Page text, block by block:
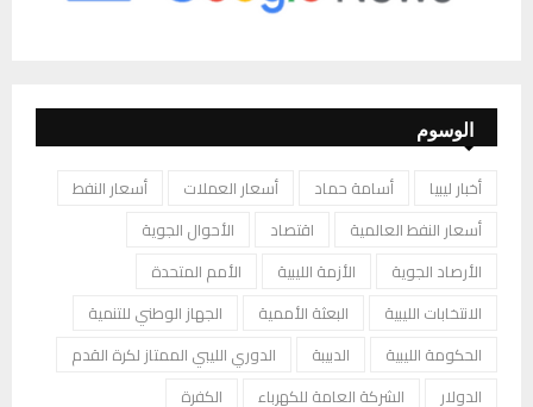
الوسوم
أخبار ليبيا أسامة حماد أسعار العملات
أسعار النفط
أسعار النفط العالمية
اقتصاد
الأحوال الجوية
الأرصاد الجوية
الأزمة الليبية
الأمم المتحدة
الانتخابات الليبية
البعثة الأممية
الجهاز الوطني للتنمية
الحكومة الليبية
الدبيبة
الدوري الليبي الممتاز لكرة القدم
الدولار
الشركة العامة للكهرباء
الكفرة